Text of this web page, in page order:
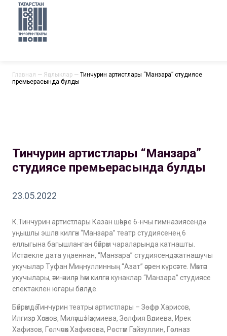
Главная — Яңалыклар — Тинчурин артистлары “Манзара” студиясе
премьерасында булды
Тинчурин артистлары “Манзара”
студиясе премьерасында булды
23.05.2022
К.Тинчурин артистлары Казан шәһәре 6-нчы гимназиясендә
уңышлы эшләп килгән “Манзара” театр студиясенең 6
еллыгына багышланган бәйрәм чараларында катнашты.
Истәлекле дата уңаеннан, “Манзара” студиясендә катнашучы
укучылар Туфан Миңнуллинның “Азат” әсәрен күрсәтте. Мәктәп
укучылары, әти-әниләр һәм килгән кунаклар “Манзара” студиясе
спектаклен югары бәяләде.
Бәйрәмдә Тинчурин театры артистлары – Зөфәр Харисов,
Илгизәр Хәсәнов, Миләүшә Нәҗмиева, Зөлфия Вәлиева, Ирек
Хафизов, Гөлчәчәк Хафизова, Рөстәм Гайзуллин, Гөлназ